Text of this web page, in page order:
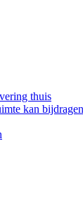
thuis
kan